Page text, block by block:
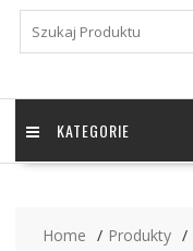
KATEGORIE
Home Produkty